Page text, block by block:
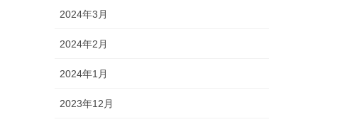
2024年3月
2024年2月
2024年1月
2023年12月